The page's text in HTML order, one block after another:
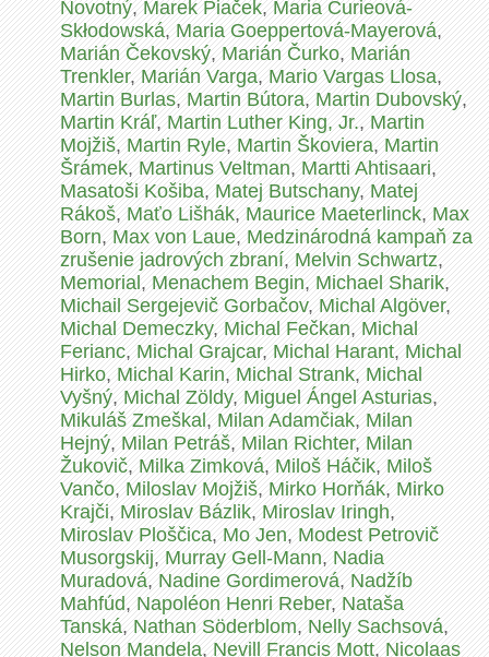
Novotný,Marek Piaček,Maria Curieová-
Skłodowská,Maria Goeppertová-Mayerová,
Marián Čekovský,Marián Čurko,Marián
Trenkler,Marián Varga,Mario Vargas Llosa,
Martin Burlas,Martin Bútora,Martin Dubovský,
Martin Kráľ,Martin Luther King, Jr.,Martin
Mojžiš,Martin Ryle,Martin Škoviera,Martin
Šrámek,Martinus Veltman,Martti Ahtisaari,
Masatoši Košiba,Matej Butschany,Matej
Rákoš,Maťo Lišhák,Maurice Maeterlinck,Max
Born,Max von Laue,Medzinárodná kampaň za
zrušenie jadrových zbraní,Melvin Schwartz,
Memorial,Menachem Begin,Michael Sharik,
Michail Sergejevič Gorbačov,Michal Algöver,
Michal Demeczky,Michal Fečkan,Michal
Ferianc,Michal Grajcar,Michal Harant,Michal
Hirko,Michal Karin,Michal Strank,Michal
Vyšný,Michal Zöldy,Miguel Ángel Asturias,
Mikuláš Zmeškal,Milan Adamčiak,Milan
Hejný,Milan Petráš,Milan Richter,Milan
Žukovič,Milka Zimková,Miloš Háčik,Miloš
Vančo,Miloslav Mojžiš,Mirko Horňák,Mirko
Krajči,Miroslav Bázlik,Miroslav Iringh,
Miroslav Ploščica,Mo Jen,Modest Petrovič
Musorgskij,Murray Gell-Mann,Nadia
Muradová,Nadine Gordimerová,Nadžíb
Mahfúd,Napoléon Henri Reber,Nataša
Tanská,Nathan Söderblom,Nelly Sachsová,
Nelson Mandela,Nevill Francis Mott,Nicolaas